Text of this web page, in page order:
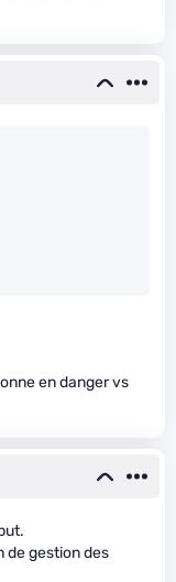
en danger vs
de gestion des